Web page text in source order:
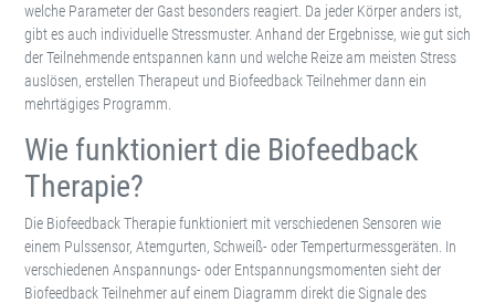
welche Parameter der Gast besonders reagiert. Da jeder Körper anders ist,
gibt es auch individuelle Stressmuster. Anhand der Ergebnisse, wie gut sich
der Teilnehmende entspannen kann und welche Reize am meisten Stress
auslösen, erstellen Therapeut und Biofeedback Teilnehmer dann ein
mehrtägiges Programm.
Wie funktioniert die Biofeedback
Therapie?
Die Biofeedback Therapie funktioniert mit verschiedenen Sensoren wie
einem Pulssensor, Atemgurten, Schweiß- oder Temperturmessgeräten. In
verschiedenen Anspannungs- oder Entspannungsmomenten sieht der
Biofeedback Teilnehmer auf einem Diagramm direkt die Signale des